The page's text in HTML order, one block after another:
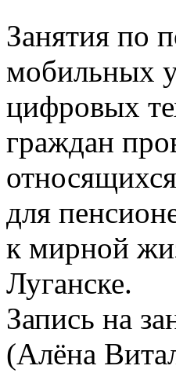
Занятия по
мобильных
цифровых
граждан
для
к мирной
Луганске.
Запись на
(Алёна